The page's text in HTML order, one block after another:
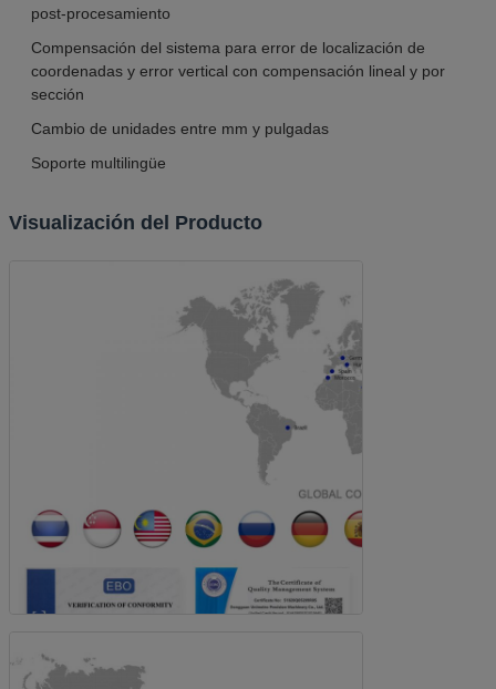
post-procesamiento
Compensación del sistema para error de localización de
coordenadas y error vertical con compensación lineal y por
sección
Cambio de unidades entre mm y pulgadas
Soporte multilingüe
Visualización del Producto